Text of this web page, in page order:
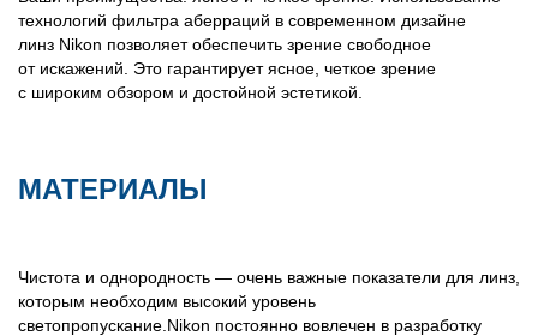
технологий фильтра аберраций в современном дизайне
линз Nikon позволяет обеспечить зрение свободное
от искажений. Это гарантирует ясное, четкое зрение
с широким обзором и достойной эстетикой.
МАТЕРИАЛЫ
Чистота и однородность — очень важные показатели для линз,
которым необходим высокий уровень
светопропускание.Nikon постоянно вовлечен в разработку